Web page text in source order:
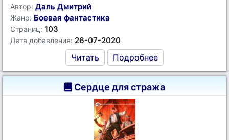
Автор: Даль Дмитрий
Жанр: Боевая фантастика
Страниц: 103
Дата добавления: 26-07-2020
Читать Подробнее
Сердце для стража